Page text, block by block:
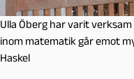
Ulla Öberg har varit
inom matematik går emot
Haskel